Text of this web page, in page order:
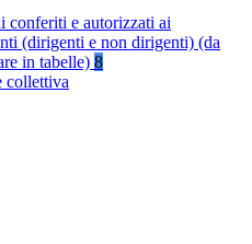
conferiti e autorizzati ai
(dirigenti e non dirigenti) (da
in tabelle) 8
collettiva